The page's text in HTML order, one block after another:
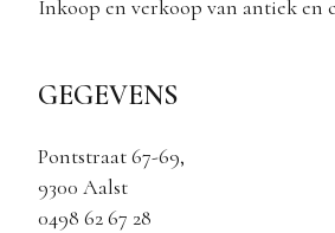
Inkoop en verkoop van antiek en
GEGEVENS
Pontstraat 67-69,
9300 Aalst
0498 62 67 28